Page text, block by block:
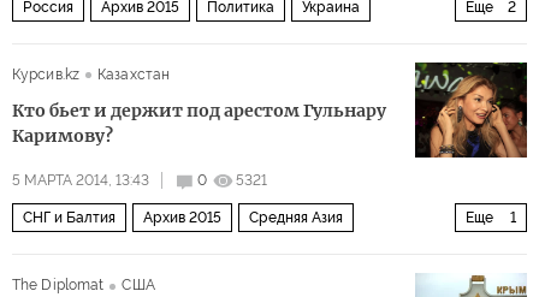
Еще 2
Россия Архив 2015 Политика Украина
Курсив.kz
Казахстан
Кто бьет и держит под арестом Гульнару
Каримову?
5 МАРТА 2014, 13:43 0 5321
Еще 1
СНГ и Балтия Архив 2015 Средняя Азия
The Diplomat
США